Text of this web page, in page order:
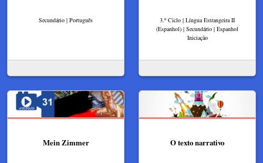
Secundário | Português
3.º Ciclo | Língua Estrangeira II
(Espanhol) | Secundário | Espanhol
Iniciação
Mein Zimmer O texto narrativo